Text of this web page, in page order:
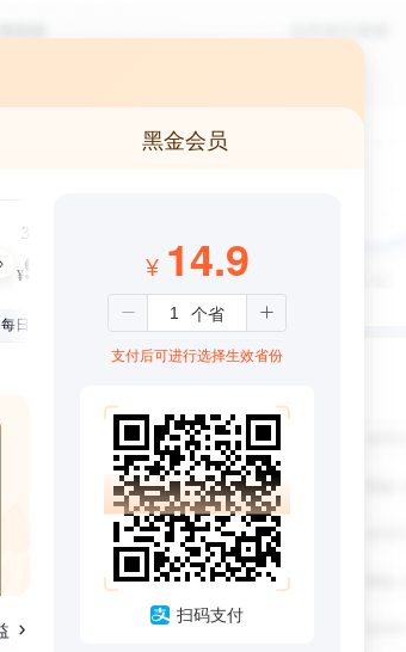
黑金会员
3个月
¥99
每日仅1.08元
¥ 14.9
支付后可进行选择生效省份
扫码支付